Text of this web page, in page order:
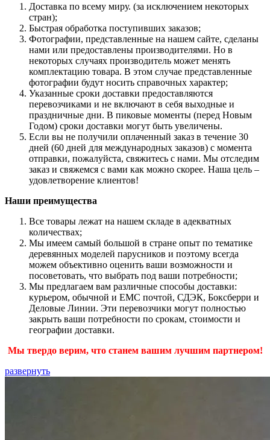
Доставка по всему миру. (за исключением некоторых
стран);
Быстрая обработка поступивших заказов;
Фотографии, представленные на нашем сайте, сделаны
нами или предоставлены производителями. Но в
некоторых случаях производитель может менять
комплектацию товара. В этом случае представленные
фотографии будут носить справочных характер;
Указанные сроки доставки предоставляются
перевозчиками и не включают в себя выходные и
праздничные дни. В пиковые моменты (перед Новым
Годом) сроки доставки могут быть увеличены.
Если вы не получили оплаченный заказ в течение 30
дней (60 дней для международных заказов) с момента
отправки, пожалуйста, свяжитесь с нами. Мы отследим
заказ и свяжемся с вами как можно скорее. Наша цель –
удовлетворение клиентов!
Наши преимущества
Все товары лежат на нашем складе в адекватных
количествах;
Мы имеем самый большой в стране опыт по тематике
деревянных моделей парусников и поэтому всегда
можем объективно оценить ваши возможности и
посоветовать, что выбрать под ваши потребности;
Мы предлагаем вам различные способы доставки:
курьером, обычной и ЕМС почтой, СДЭК, Боксберри и
Деловые Линии. Эти перевозчики могут полностью
закрыть ваши потребности по срокам, стоимости и
географии доставки.
Мы твердо верим, что станем вашим лучшим партнером!
развернуть